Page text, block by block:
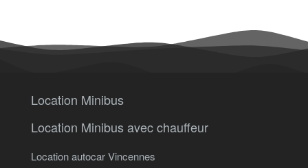
Location Minibus
Location Minibus avec chauffeur
Location autocar Vincennes